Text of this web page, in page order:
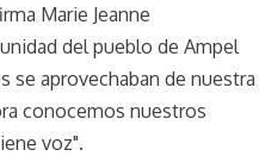
Marie Jeanne
del pueblo de Ampel
se aprovechaban de nuestra
conocemos nuestros
voz".